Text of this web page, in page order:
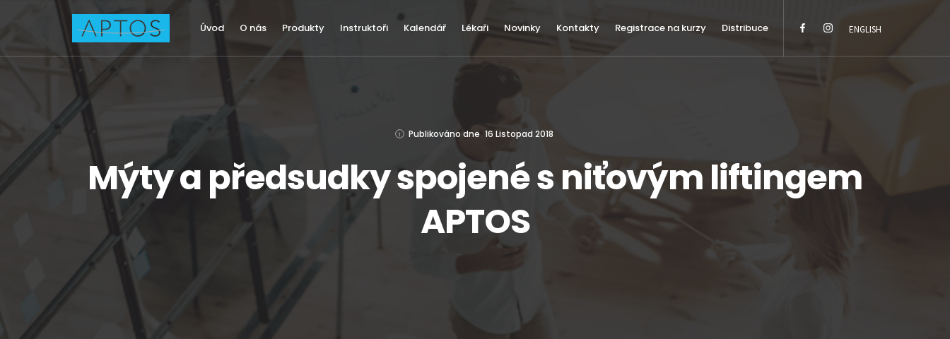
ENGLISH
Úvod O nás Produkty Instruktoři Kalendář Lékaři Novinky Kontakty Registrace na kurzy Distribuce
Publikováno dne 16 Listopad 2018
Mýty a předsudky spojené s niťovým liftingem
APTOS